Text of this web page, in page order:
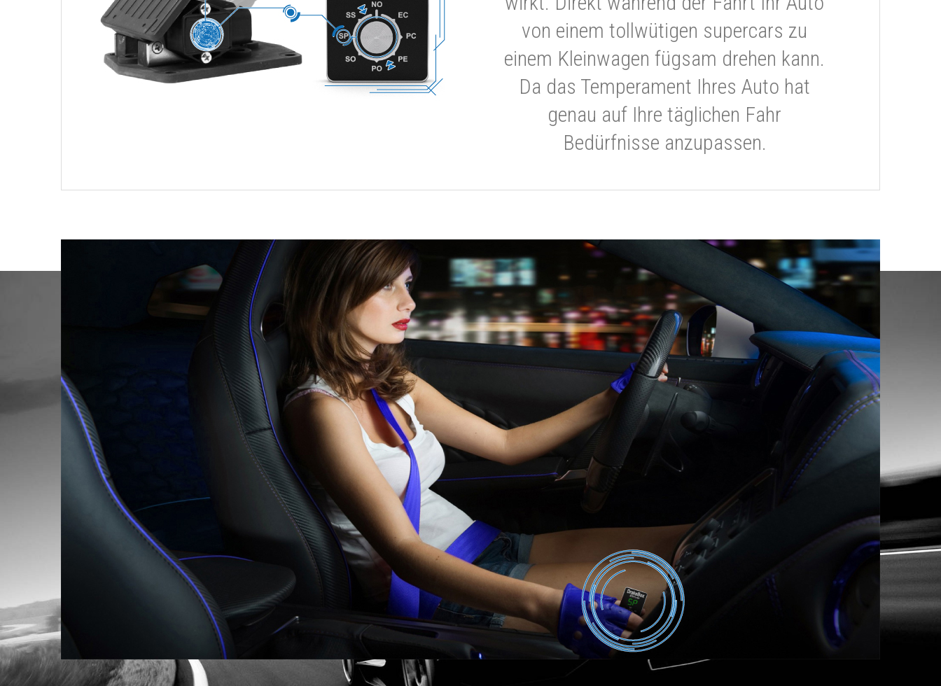
von einem tollwütigen supercars zu
einem Kleinwagen fügsam drehen kann.
Da das Temperament Ihres Auto hat
genau auf Ihre täglichen Fahr
Bedürfnisse anzupassen.